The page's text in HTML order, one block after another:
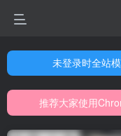
未登录时全站
未登录时全站
未登录时全站
推荐大家使用
网站游
推荐大家使用